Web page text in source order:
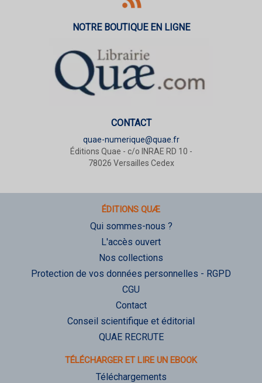
NOTRE BOUTIQUE EN LIGNE
CONTACT
quae-numerique@quae.fr
Éditions Quae - c/o INRAE RD 10 -
78026 Versailles Cedex
ÉDITIONS QUÆ
Qui sommes-nous ?
L'accès ouvert
Nos collections
Protection de vos données personnelles - RGPD
CGU
Contact
Conseil scientifique et éditorial
QUAE RECRUTE
TÉLÉCHARGER ET LIRE UN EBOOK
Téléchargements